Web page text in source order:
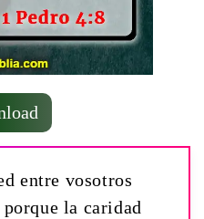
entre vosotros
la caridad